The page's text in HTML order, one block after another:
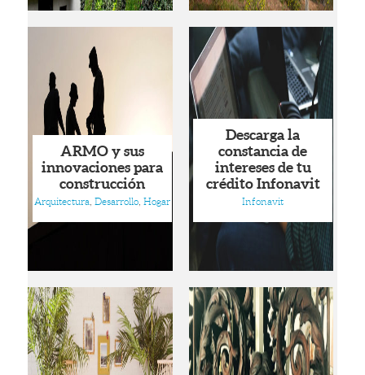
ARMO y sus
innovaciones para
construcción
Arquitectura Desarrollo, Hogar
Descarga la
constancia de
intereses de tu
crédito Infonavit
Infonavit